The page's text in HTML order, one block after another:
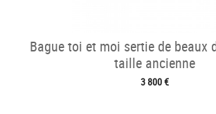
Bague toi et moi sertie de beaux
taille ancienne
3 800 €